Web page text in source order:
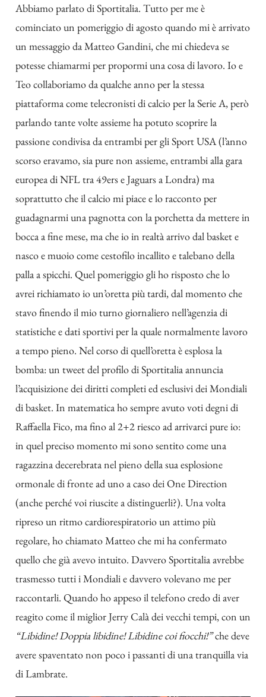
Abbiamo parlato di Sportitalia. Tutto per me è
cominciato un pomeriggio di agosto quando mi è arrivato
un messaggio da Matteo Gandini, che mi chiedeva se
potesse chiamarmi per propormi una cosa di lavoro. Io e
Teo collaboriamo da qualche anno per la stessa
piattaforma come telecronisti di calcio per la Serie A, però
parlando tante volte assieme ha potuto scoprire la
passione condivisa da entrambi per gli Sport USA (l’anno
scorso eravamo, sia pure non assieme, entrambi alla gara
europea di NFL tra 49ers e Jaguars a Londra) ma
soprattutto che il calcio mi piace e lo racconto per
guadagnarmi una pagnotta con la porchetta da mettere in
bocca a fine mese, ma che io in realtà arrivo dal basket e
nasco e muoio come cestofilo incallito e talebano della
palla a spicchi. Quel pomeriggio gli ho risposto che lo
avrei richiamato io un’oretta più tardi, dal momento che
stavo finendo il mio turno giornaliero nell’agenzia di
statistiche e dati sportivi per la quale normalmente lavoro
a tempo pieno. Nel corso di quell’oretta è esplosa la
bomba: un tweet del profilo di Sportitalia annuncia
l’acquisizione dei diritti completi ed esclusivi dei Mondiali
di basket. In matematica ho sempre avuto voti degni di
Raffaella Fico, ma fino al 2+2 riesco ad arrivarci pure io:
in quel preciso momento mi sono sentito come una
ragazzina decerebrata nel pieno della sua esplosione
ormonale di fronte ad uno a caso dei One Direction
(anche perché voi riuscite a distinguerli?). Una volta
ripreso un ritmo cardiorespiratorio un attimo più
regolare, ho chiamato Matteo che mi ha confermato
quello che già avevo intuito. Davvero Sportitalia avrebbe
trasmesso tutti i Mondiali e davvero volevano me per
raccontarli. Quando ho appeso il telefono credo di aver
reagito come il miglior Jerry Calà dei vecchi tempi, con un
“Libidine! Doppia libidine! Libidine coi fiocchi!”che deve
avere spaventato non poco i passanti di una tranquilla via
di Lambrate.